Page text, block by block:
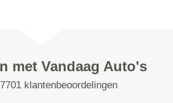
met Vandaag Auto's
klantenbeoordelingen